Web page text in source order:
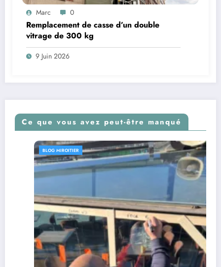
Marc 0
Remplacement de casse d’un double
vitrage de 300 kg
9 Juin 2026
Ce que vous avez peut-être manqué
BLOG MIROITIER